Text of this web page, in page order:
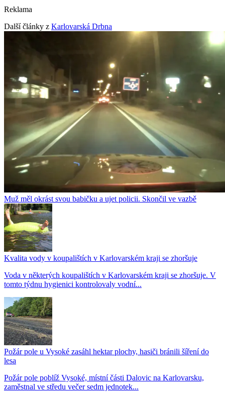
Reklama
Další články z Karlovarská Drbna
Muž měl okrást svou babičku a ujet policii. Skončil ve vazbě
Kvalita vody v koupalištích v Karlovarském kraji se zhoršuje
Voda v některých koupalištích v Karlovarském kraji se zhoršuje. V
tomto týdnu hygienici kontrolovaly vodní...
Požár pole u Vysoké zasáhl hektar plochy, hasiči bránili šíření do
lesa
Požár pole poblíž Vysoké, místní části Dalovic na Karlovarsku,
zaměstnal ve středu večer sedm jednotek...